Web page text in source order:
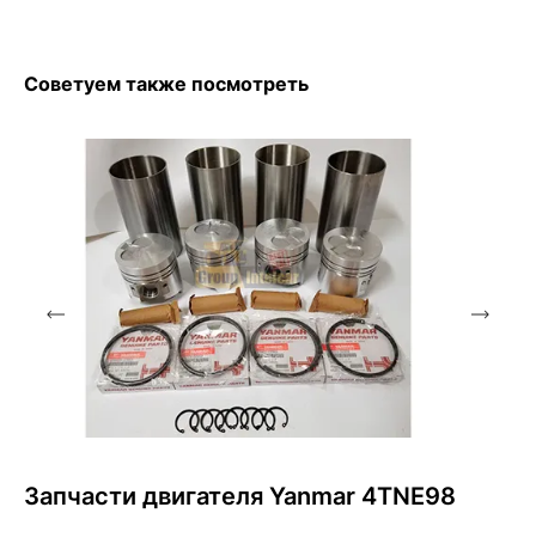
Советуем также посмотреть
Запчасти двигателя Yanmar 4TNE98